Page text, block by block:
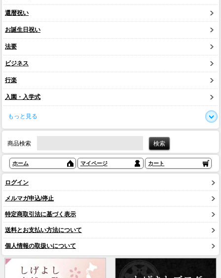
還暦祝い
お誕生日祝い
法要
ビジネス
行楽
入園・入学式
もっと見る
商品検索
ホーム マイページ カート
ログイン
メルマガ申込/停止
特定商取引法に基づく表示
送料とお支払い方法について
個人情報の取扱いについて